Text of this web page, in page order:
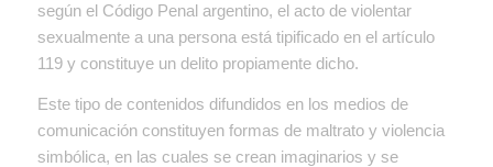
según el Código Penal argentino, el acto de violentar
sexualmente a una persona está tipificado en el artículo
119 y constituye un delito propiamente dicho.
Este tipo de contenidos difundidos en los medios de
comunicación constituyen formas de maltrato y violencia
simbólica, en las cuales se crean imaginarios y se